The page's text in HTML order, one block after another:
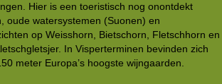
Hier is een toeristisch nog onontdekt
oude watersystemen (Suonen) en
op Weisshorn, Bietschorn, Fletschhorn en
In Visperterminen bevinden zich
meter Europa’s hoogste wijngaarden.